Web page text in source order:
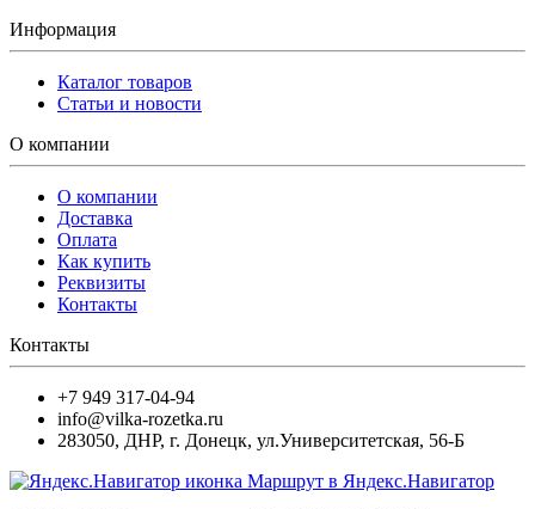
Информация
Каталог товаров
Статьи и новости
О компании
О компании
Доставка
Оплата
Как купить
Реквизиты
Контакты
Контакты
+7 949 317-04-94
info@vilka-rozetka.ru
283050, ДНР, г. Донецк, ул.Университетская, 56-Б
Маршрут в Яндекс.Навигатор